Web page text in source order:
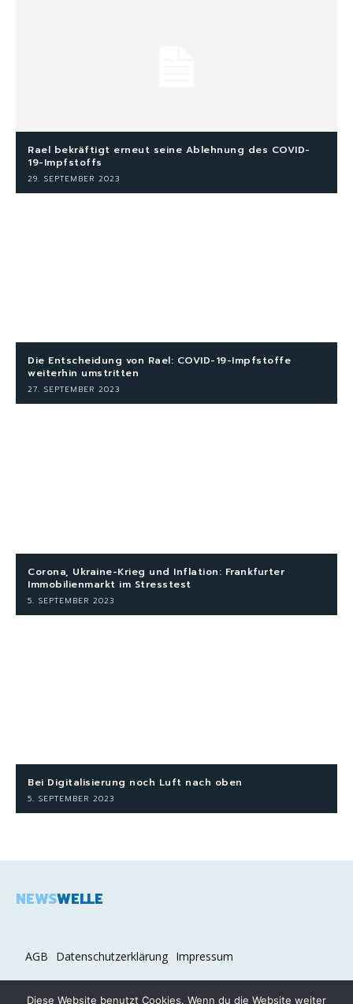
Rael bekräftigt erneut seine Ablehnung des COVID-
19-Impfstoffs
29. SEPTEMBER 2023
Die Entscheidung von Rael: COVID-19-Impfstoffe
weiterhin umstritten
27. SEPTEMBER 2023
Corona, Ukraine-Krieg und Inflation: Frankfurter
Immobilienmarkt im Stresstest
5. SEPTEMBER 2023
Bei Digitalisierung noch Luft nach oben
5. SEPTEMBER 2023
NEWSWELLE
AGB Datenschutzerklärung Impressum
Diese Website benutzt Cookies. Wenn du die Website weiter